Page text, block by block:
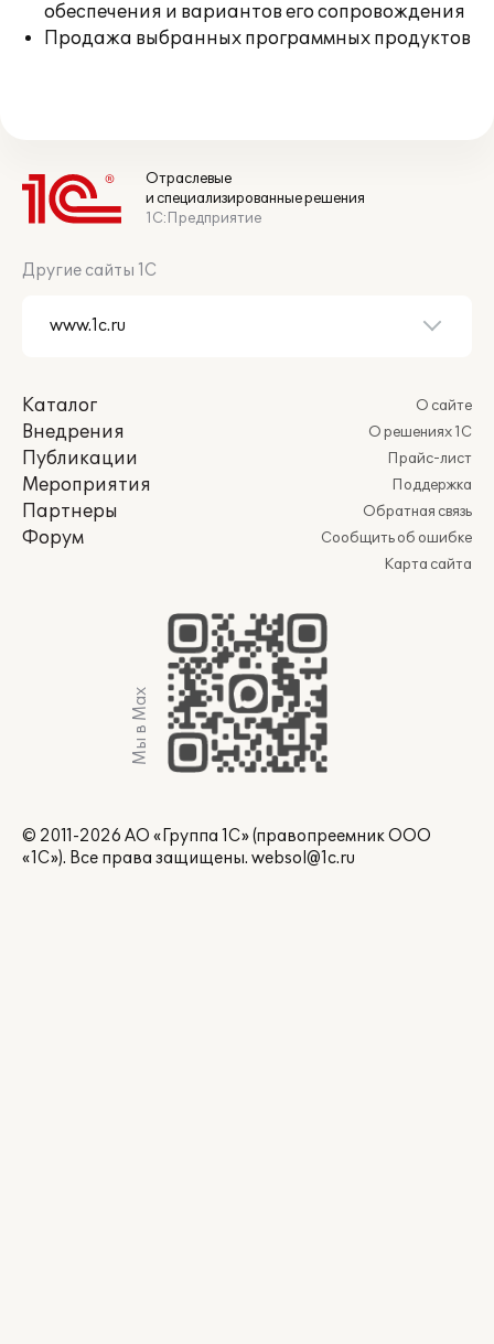
обеспечения и вариантов его сопровождения
Продажа выбранных программных продуктов
Отраслевые
и специализированные решения
1С:Предприятие
Другие сайты 1С
Каталог
Внедрения
Публикации
Мероприятия
Партнеры
Форум
О сайте
О решениях 1С
Прайс-лист
Поддержка
Обратная связь
Сообщить об ошибке
Карта сайта
Мы в Max
© 2011-2026 АО «Группа 1С» (правопреемник ООО
«1С»). Все права защищены. websol@1c.ru